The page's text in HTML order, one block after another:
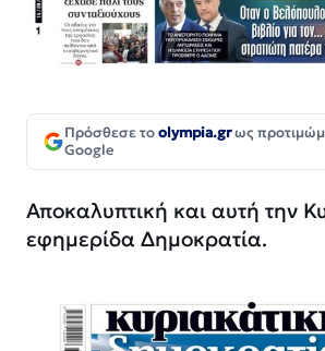
Πρόσθεσε τοolympia.grως
Google
Αποκαλυπτική και αυτή την
εφημερίδα Δημοκρατία.